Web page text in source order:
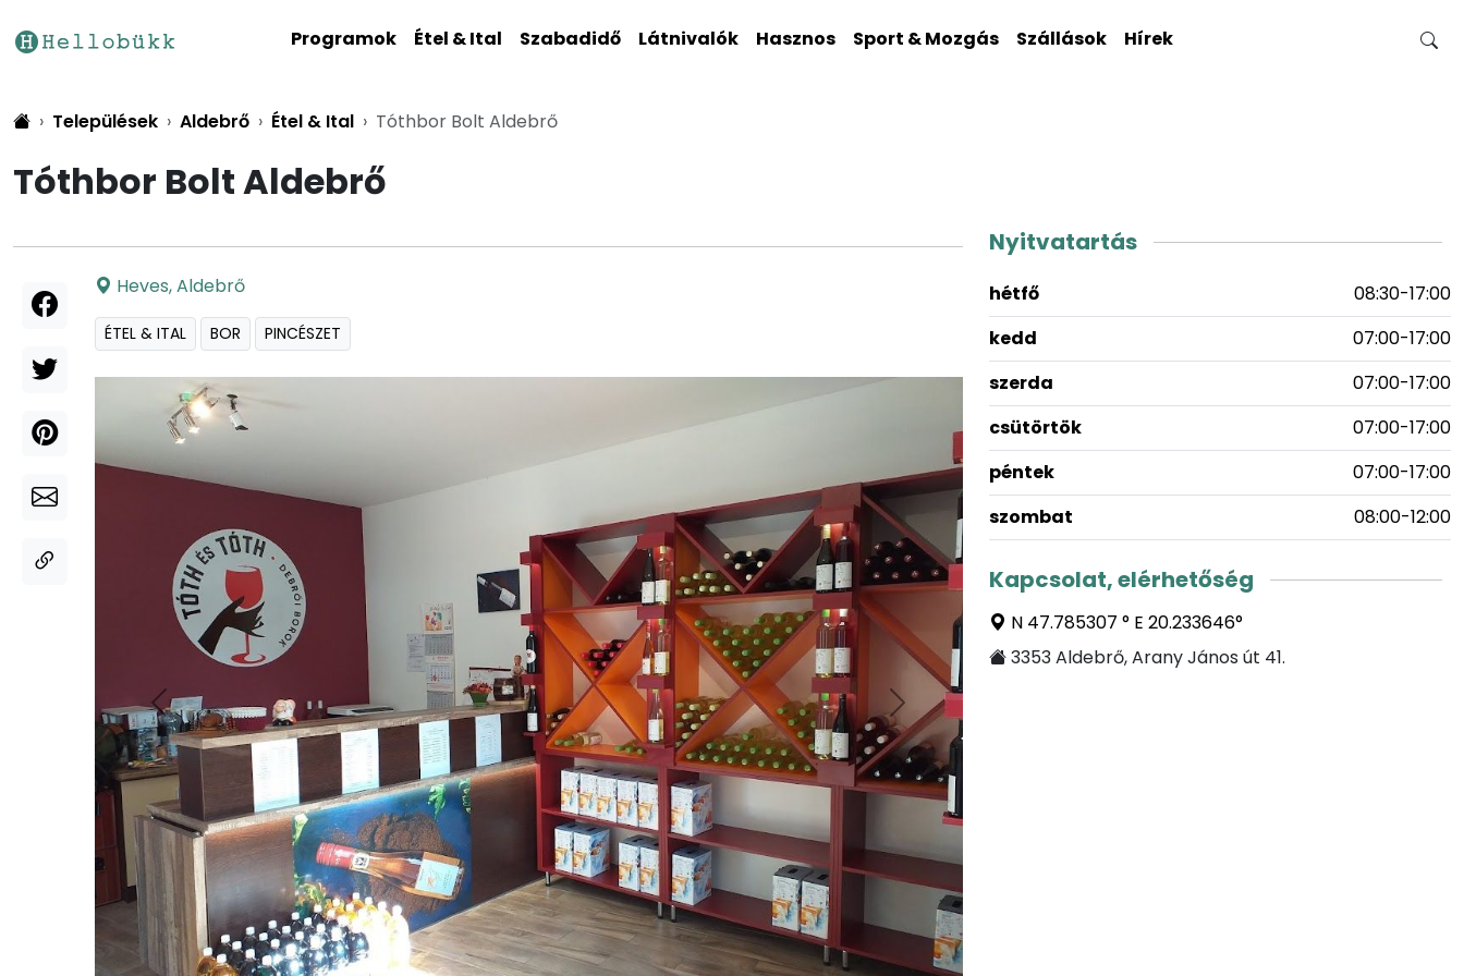
Programok Étel & Ital Szabadidő Látnivalók Hasznos Sport & Mozgás Szállások Hírek
Települések Aldebrő Étel & Ital Tóthbor Bolt Aldebrő
Tóthbor Bolt Aldebrő
Heves,Aldebrő
ÉTEL & ITAL BOR PINCÉSZET
Nyitvatartás
hétfő
08:30-17:00
kedd
07:00-17:00
szerda
07:00-17:00
csütörtök
07:00-17:00
péntek
07:00-17:00
szombat
08:00-12:00
Kapcsolat, elérhetőség
N 47.785307 ° E 20.233646°
3353 Aldebrő, Arany János út 41.